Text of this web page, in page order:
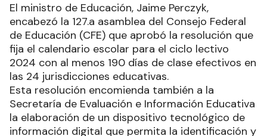
El ministro de Educación, Jaime Perczyk,
encabezó la 127.a asamblea del Consejo Federal
de Educación (CFE) que aprobó la resolución que
fija el calendario escolar para el ciclo lectivo
2024 con al menos 190 días de clase efectivos en
las 24 jurisdicciones educativas.
Esta resolución encomienda también a la
Secretaría de Evaluación e Información Educativa
la elaboración de un dispositivo tecnológico de
información digital que permita la identificación y